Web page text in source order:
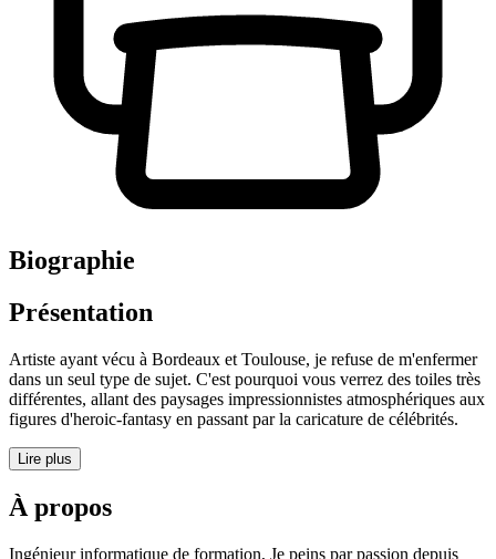
Biographie
Présentation
Artiste ayant vécu à Bordeaux et Toulouse, je refuse de m'enfermer
dans un seul type de sujet. C'est pourquoi vous verrez des toiles très
différentes, allant des paysages impressionnistes atmosphériques aux
figures d'heroic-fantasy en passant par la caricature de célébrités.
Lire plus
À propos
Ingénieur informatique de formation, Je peins par passion depuis